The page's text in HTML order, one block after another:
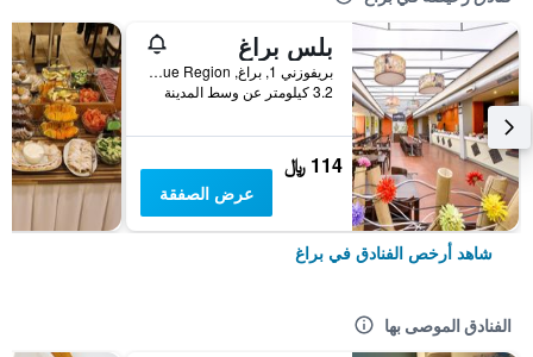
بلس براغ
بريفوزني 1, براغ, Prague Region, جمهورية التشيك
3.2 كيلومتر عن وسط المدينة
114 ﷼
عرض الصفقة
شاهد أرخص الفنادق في براغ
الفنادق الموصى بها